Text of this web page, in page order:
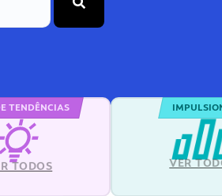
TENDÊNCIAS
TODOS VER